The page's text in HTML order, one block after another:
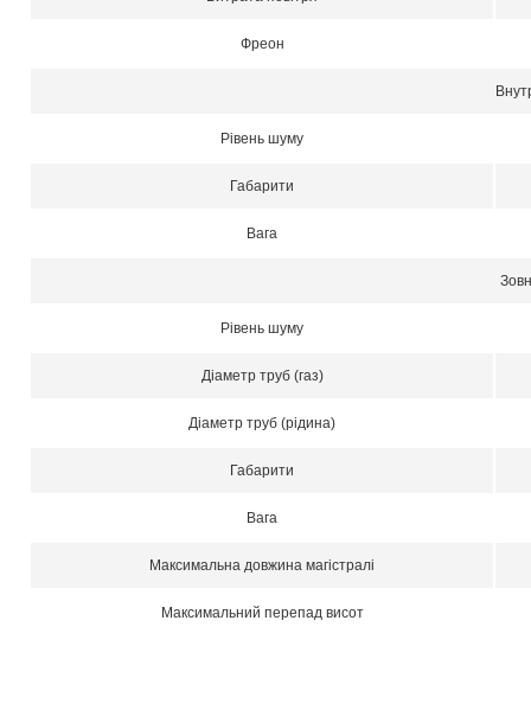
Фреон
Рівень шуму
Габарити
Вага
Рівень шуму
Діаметр труб (газ)
Діаметр труб (рідина)
Габарити
Вага
Максимальна довжина магістралі
Максимальний перепад висот